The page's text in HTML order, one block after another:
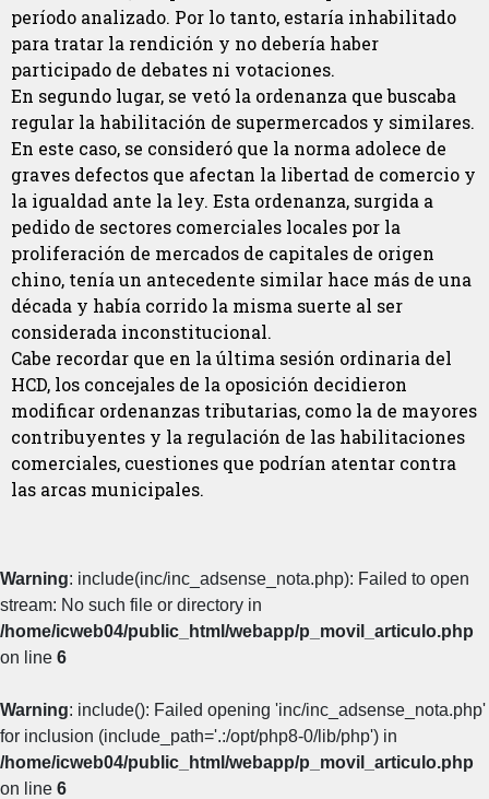
período analizado. Por lo tanto, estaría inhabilitado
para tratar la rendición y no debería haber
participado de debates ni votaciones.
En segundo lugar, se vetó la ordenanza que buscaba
regular la habilitación de supermercados y similares.
En este caso, se consideró que la norma adolece de
graves defectos que afectan la libertad de comercio y
la igualdad ante la ley. Esta ordenanza, surgida a
pedido de sectores comerciales locales por la
proliferación de mercados de capitales de origen
chino, tenía un antecedente similar hace más de una
década y había corrido la misma suerte al ser
considerada inconstitucional.
Cabe recordar que en la última sesión ordinaria del
HCD, los concejales de la oposición decidieron
modificar ordenanzas tributarias, como la de mayores
contribuyentes y la regulación de las habilitaciones
comerciales, cuestiones que podrían atentar contra
las arcas municipales.
Warning: include(inc/inc_adsense_nota.php): Failed to open
stream: No such file or directory in
/home/icweb04/public_html/webapp/p_movil_articulo.php
on line 6
Warning: include(): Failed opening 'inc/inc_adsense_nota.php'
for inclusion (include_path='.:/opt/php8-0/lib/php') in
/home/icweb04/public_html/webapp/p_movil_articulo.php
on line 6